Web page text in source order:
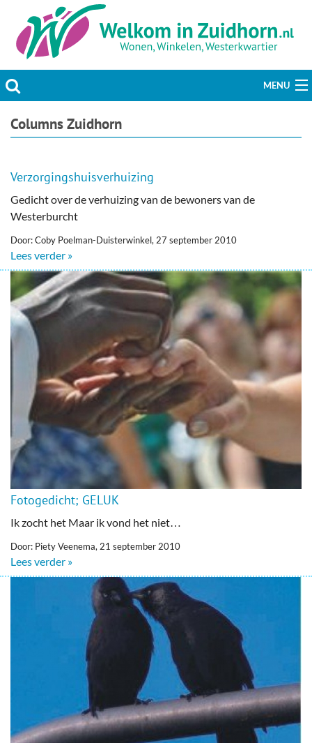
MENU
Actueel
Welzijn & Maatschappij
Bedrijven
Prikbord & Aanbiedingen
Plaats bericht
Columns Zuidhorn
Verzorgingshuisverhuizing
Gedicht over de verhuizing van de bewoners van de
Westerburcht
Door: Coby Poelman-Duisterwinkel, 27 september 2010
Lees verder »
Fotogedicht; GELUK
Ik zocht het Maar ik vond het niet…
Door: Piety Veenema, 21 september 2010
Lees verder »